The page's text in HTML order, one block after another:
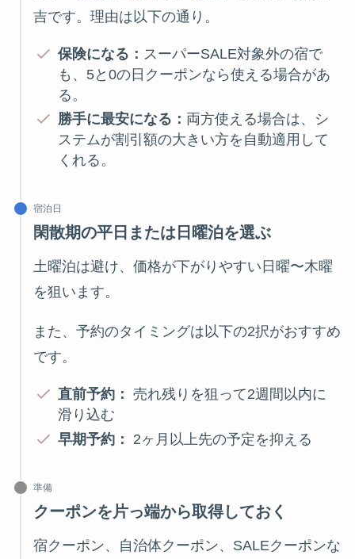
吉です。理由は以下の通り。
保険になる： スーパーSALE対象外の宿で
も、5と0の日クーポンなら使える場合があ
る。
勝手に最安になる： 両方使える場合は、シ
ステムが割引額の大きい方を自動適用して
くれる。
宿泊日
閑散期の平日または日曜泊を選ぶ
土曜泊は避け、価格が下がりやすい日曜〜木曜
を狙います。
また、予約のタイミングは以下の2択がおすすめ
です。
直前予約： 売れ残りを狙って2週間以内に
滑り込む
早期予約：
2ヶ月以上先の予定を抑える
準備
クーポンを片っ端から取得しておく
宿クーポン、自治体クーポン、SALEクーポンな